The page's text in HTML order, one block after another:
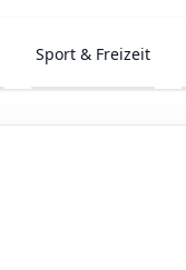
Sport & Freizeit